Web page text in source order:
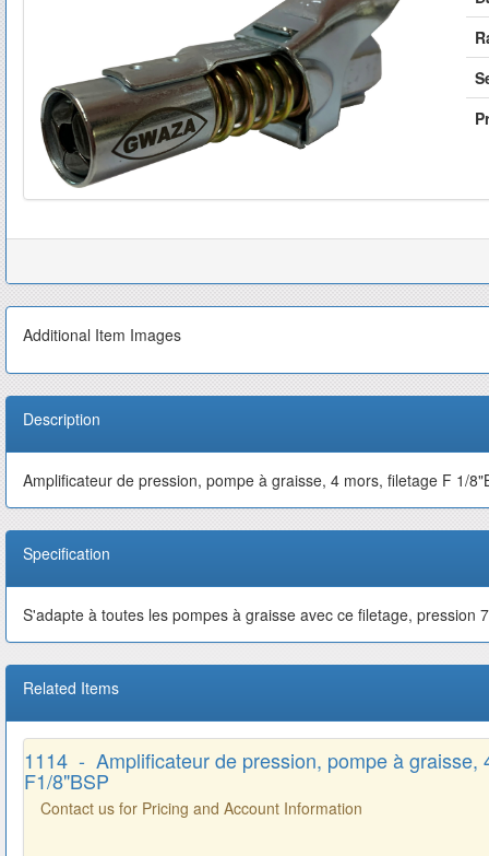
Additional Item Images
Description
Amplificateur de pression, pompe à graisse, 4 mors, filetage F 1/
Specification
S'adapte à toutes les pompes à graisse avec ce filetage, pression
Related Items
1114 - Amplificateur de pression, pompe à graisse,
F1/8"BSP
Contact us for Pricing and Account Information